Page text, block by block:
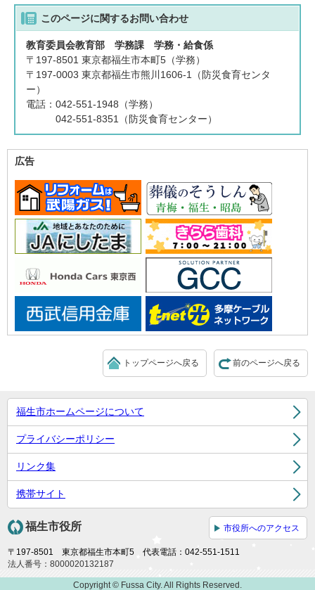
このページに関するお問い合わせ
教育委員会教育部 学務課 学務・給食係
〒197-8501 東京都福生市本町5（学務）
〒197-0003 東京都福生市熊川1606-1（防災食育センタ
ー）
電話：042-551-1948（学務）
042-551-8351（防災食育センター）
広告
前のページへ戻る
トップページへ戻る
福生市ホームページについて
プライバシーポリシー
リンク集
携帯サイト
福生市役所 市役所へのアクセス
〒197-8501 東京都福生市本町5 代表電話：042-551-1511
法人番号：8000020132187
Copyright © Fussa City. All Rights Reserved.